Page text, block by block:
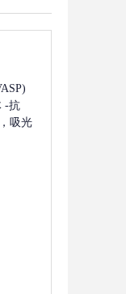
-抗
吸光